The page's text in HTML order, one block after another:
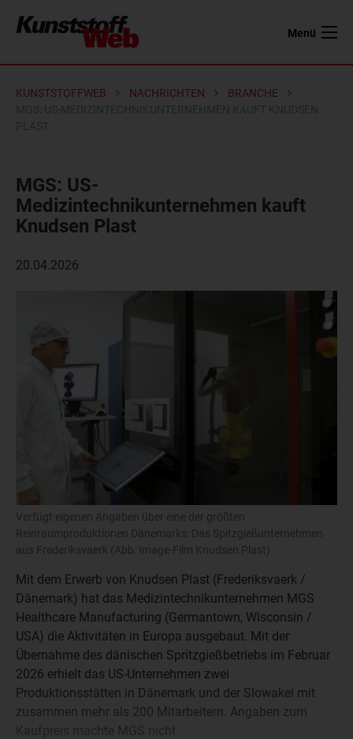
Menü
KUNSTSTOFFWEB NACHRICHTEN
BRANCHE
MGS: US-
Medizintechnikunternehmen kauft
Knudsen Plast
20.04.2026
Verfügt eigenen Angaben über eine der größten
Reinraumproduktionen Dänemarks: Das Spitzgießunternehmen
aus Frederiksvaerk (Abb: Image-Film Knudsen Plast)
Mit dem Erwerb von Knudsen Plast (Frederiksvaerk /
Dänemark) hat das Medizintechnikunternehmen MGS
Healthcare Manufacturing (Germantown, Wisconsin /
USA) die Aktivitäten in Europa ausgebaut. Mit der
Übernahme des dänischen Spritzgießbetriebs im Februar
2026 erhielt das US-Unternehmen zwei
Produktionsstätten in Dänemark und der Slowakei mit
zusammen mehr als 200 Mitarbeitern. Angaben zum
Kaufpreis machte MGS nicht.